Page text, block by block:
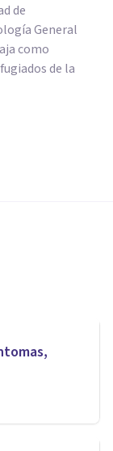
de
General
como
de la